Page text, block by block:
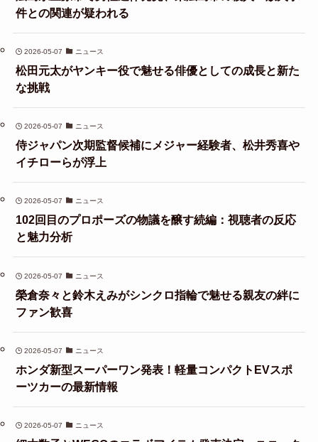
件との関連が疑われる
2026-05-07 ニュース
松田元太がヤンキー役で魅せる俳優としての成長と新た
な挑戦
2026-05-07 ニュース
侍ジャパン次期監督候補にメジャー経験者、松井秀喜や
イチローらが浮上
2026-05-07 ニュース
102回目のプロポーズの物議を醸す続編：視聴者の反応
と魅力分析
2026-05-07 ニュース
榮倉奈々と鈴木えみがシンクロ指輪で魅せる親友の絆に
ファン歓喜
2026-05-07 ニュース
ホンダ新型スーパーワン発表！軽量コンパクトEVスポ
ーツカーの最新情報
2026-05-07 ニュース